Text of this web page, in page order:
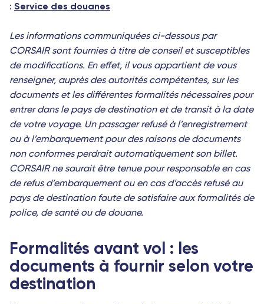
: Service des douanes
Les informations communiquées ci-dessous par
CORSAIR sont fournies à titre de conseil et susceptibles
de modifications. En effet, il vous appartient de vous
renseigner, auprès des autorités compétentes, sur les
documents et les différentes formalités nécessaires pour
entrer dans le pays de destination et de transit à la date
de votre voyage. Un passager refusé à l’enregistrement
ou à l’embarquement pour des raisons de documents
non conformes perdrait automatiquement son billet.
CORSAIR ne saurait être tenue pour responsable en cas
de refus d’embarquement ou en cas d’accès refusé au
pays de destination faute de satisfaire aux formalités de
police, de santé ou de douane.
Formalités avant vol : les
documents à fournir selon votre
destination